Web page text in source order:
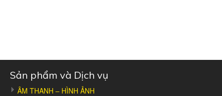
Sản phẩm và Dịch vụ
ÂM THANH – HÌNH ẢNH